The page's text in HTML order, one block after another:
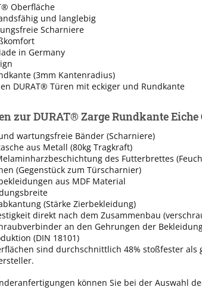
Oberfläche
und langlebig
Scharniere
in Germany
(3mm Kantenradius)
DURAT® Türen mit eckiger und Rundkante
zur DURAT® Zarge Rundkante Eiche
wartungsfreie Bänder (Scharniere)
aus Metall (80kg Tragkraft)
des Futterbrettes
(Gegenstück zum Türscharnier)
aus MDF Material
(Stärke Zierbekleidung)
direkt nach dem Zusammenbau
an den Gehrungen der
(DIN 18101)
sind durchschnittlich 48% stoßfester als
können Sie bei der Auswahl